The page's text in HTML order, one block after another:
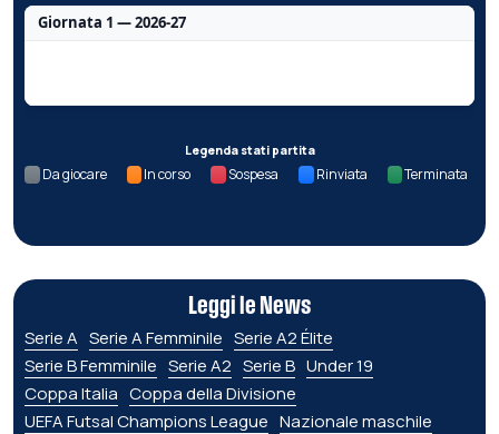
Giornata 1 — 2026-27
Legenda stati partita
Da giocare In corso Sospesa Rinviata Terminata
Leggi le News
Serie A Serie A Femminile Serie A2 Élite
Serie B Femminile Serie A2 Serie B Under 19
Coppa Italia Coppa della Divisione
UEFA Futsal Champions League Nazionale maschile